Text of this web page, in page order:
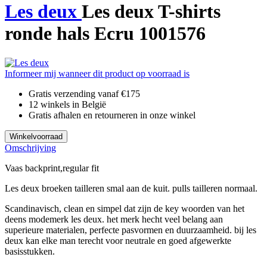
Les deux Les deux T-shirts
ronde hals Ecru 1001576
Informeer mij wanneer dit product op voorraad is
Gratis verzending vanaf €175
12 winkels in België
Gratis afhalen en retourneren in onze winkel
Winkelvoorraad
Omschrijving
Vaas backprint,regular fit
Les deux broeken tailleren smal aan de kuit. pulls tailleren normaal.
Scandinavisch, clean en simpel dat zijn de key woorden van het
deens modemerk les deux. het merk hecht veel belang aan
superieure materialen, perfecte pasvormen en duurzaamheid. bij les
deux kan elke man terecht voor neutrale en goed afgewerkte
basisstukken.